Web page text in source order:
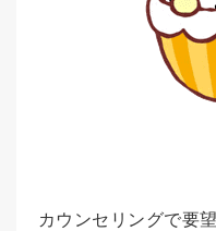
カウンセリングで要